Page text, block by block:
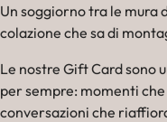
Un soggiorno tra le mura
colazione che sa di
Le nostre Gift Card sono
per sempre: momenti
conversazioni che